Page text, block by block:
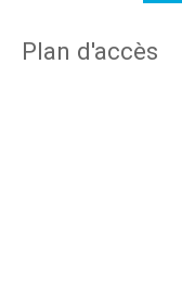
Plan d'accès